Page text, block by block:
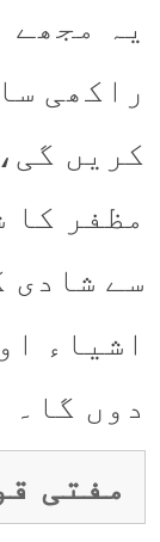
یہ مجھے
راکھی
کریں
مظفر کا
سے شادی
اشیاء
دوں گا۔
مفتی